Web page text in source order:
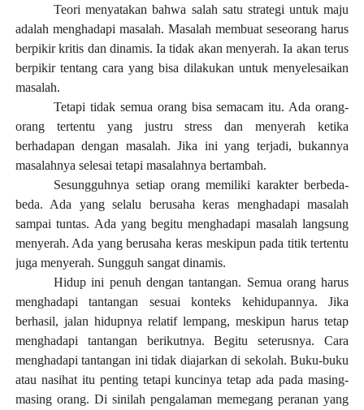
Teori menyatakan bahwa salah satu strategi untuk maju
adalah menghadapi masalah. Masalah membuat seseorang harus
berpikir kritis dan dinamis. Ia tidak akan menyerah. Ia akan terus
berpikir tentang cara yang bisa dilakukan untuk menyelesaikan
masalah.
Tetapi tidak semua orang bisa semacam itu. Ada orang-
orang tertentu yang justru stress dan menyerah ketika
berhadapan dengan masalah. Jika ini yang terjadi, bukannya
masalahnya selesai tetapi masalahnya bertambah.
Sesungguhnya setiap orang memiliki karakter berbeda-
beda. Ada yang selalu berusaha keras menghadapi masalah
sampai tuntas. Ada yang begitu menghadapi masalah langsung
menyerah. Ada yang berusaha keras meskipun pada titik tertentu
juga menyerah. Sungguh sangat dinamis.
Hidup ini penuh dengan tantangan. Semua orang harus
menghadapi tantangan sesuai konteks kehidupannya. Jika
berhasil, jalan hidupnya relatif lempang, meskipun harus tetap
menghadapi tantangan berikutnya. Begitu seterusnya. Cara
menghadapi tantangan ini tidak diajarkan di sekolah. Buku-buku
atau nasihat itu penting tetapi kuncinya tetap ada pada masing-
masing orang. Di sinilah pengalaman memegang peranan yang